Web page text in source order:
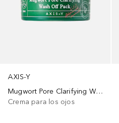
AXIS-Y
Mugwort Pore Clarifying Wash-Off Pack
Crema para los ojos